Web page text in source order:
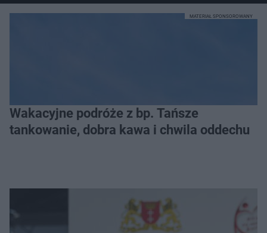
Wakacyjne podróże z bp. Tańsze
tankowanie, dobra kawa i chwila oddechu
MATERIAŁ SPONSOROWANY